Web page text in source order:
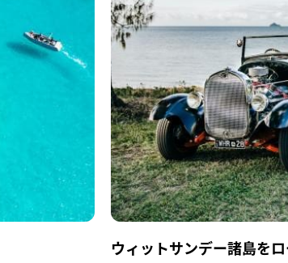
ウィットサンデー諸島を